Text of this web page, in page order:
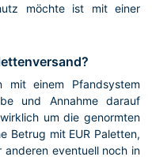
möchte ist mit einer
mit einem Pfandsystem
und Annahme darauf
um die genormten
Betrug mit EUR Paletten,
eventuell noch in